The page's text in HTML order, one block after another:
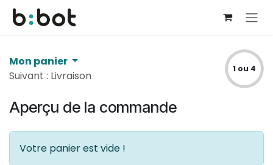
Se rendre au contenu
Mon panier
Suivant : Livraison
1 ou 4
Aperçu de la commande
Votre panier est vide !